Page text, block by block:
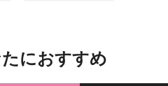
におすすめ